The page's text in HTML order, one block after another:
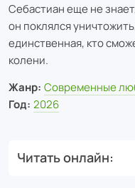
Себастиан еще не
он поклялся
единственная, кто
колени.
Жанр: Современные
Год: 2026
Читать онлайн